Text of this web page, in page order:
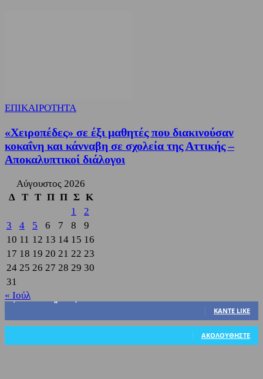
ΕΠΙΚΑΙΡΟΤΗΤΑ
«Χειροπέδες» σε έξι μαθητές που διακινούσαν
κοκαΐνη και κάνναβη σε σχολεία της Αττικής –
Αποκαλυπτικοί διάλογοι
Αύγουστος 2026
Δ
Τ Τ Π Π Σ Κ
1
2
3
4 5 6 7 8
9
10 11 12 13 14 15 16
17 18 19 20 21 22 23
24 25 26 27 28 29 30
31
« Ιούλ
3,822
ΚΆΝΤΕ LIKE
ΑΚΟΛΟΥΘΉΣΤΕ